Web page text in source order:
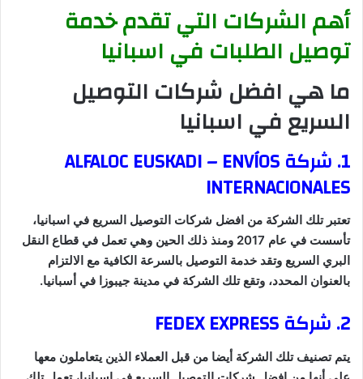
أهم الشركات التي تقدم خدمة
توصيل الطلبات في اسبانيا
ما هي افضل شركات التوصيل
السريع في اسبانيا
1. شركة ALFALOC EUSKADI – ENVÍOS
INTERNACIONALES
تعتبر تلك الشركة من افضل شركات التوصيل السريع في اسبانيا،
تأسست في عام 2017 ومنذ ذلك الحين وهي تعمل في قطاع النقل
البري السريع وتقد خدمة التوصيل بالسرعة الكافية مع الالتزام
بالعنوان المحدد، وتقع تلك الشركة في مدينة جيبوزا في أسبانيا.
2. شركة FEDEX EXPRESS
يتم تصنيف تلك الشركة أيضا من قبل العملاء الذين يتعاملون معها